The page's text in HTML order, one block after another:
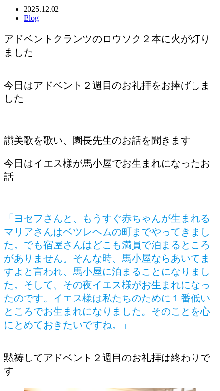
2025.12.02
Blog
アドベントクランツのロウソク２本に火が灯り
ました
今日はアドベント２週目のお礼拝をお捧げしま
した
讃美歌を歌い、園長先生のお話を聞きます
今日はイエス様が馬小屋でお生まれになったお
話
「ヨセフさんと、もうすぐ赤ちゃんが生まれる
マリアさんはベツレヘムの町までやってきまし
た。でも宿屋さんはどこも満員で泊まるところ
がありません。そんな時、馬小屋ならあいてま
すよと言われ、馬小屋に泊まることになりまし
た。そして、その夜イエス様がお生まれになっ
たのです。イエス様は私たちのために１番低い
ところでお生まれになりました。そのことを心
にとめておきたいですね。」
黙祷してアドベント２週目のお礼拝は終わりで
す